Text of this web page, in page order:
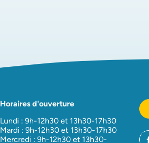
Horaires d'ouverture
Lundi : 9h-12h30 et 13h30-17h30
Mardi : 9h-12h30 et 13h30-17h30
Mercredi : 9h-12h30 et 13h30-